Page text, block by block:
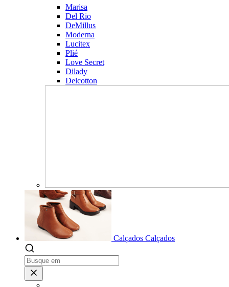
Marisa
Del Rio
DeMillus
Moderna
Lucitex
Plié
Love Secret
Dilady
Delcotton
Calçados Calçados